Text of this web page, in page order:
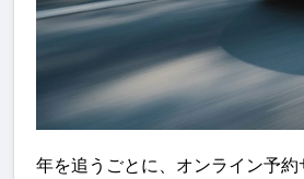
年を追うごとに、オンライン予約